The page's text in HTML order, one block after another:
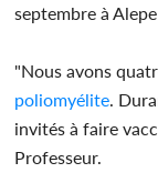
septembre à
"Nous avons
poliomyélite.
invités à faire
Professeur.